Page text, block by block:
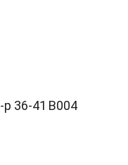
36-41 В004